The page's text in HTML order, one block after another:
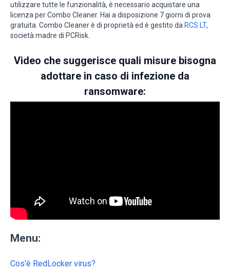
utilizzare tutte le funzionalità, è necessario acquistare una
licenza per Combo Cleaner. Hai a disposizione 7 giorni di prova
gratuita. Combo Cleaner è di proprietà ed è gestito da RCS LT,
società madre di PCRisk.
Video che suggerisce quali misure bisogna
adottare in caso di infezione da
ransomware:
Menu:
Cos'è RedLocker virus?